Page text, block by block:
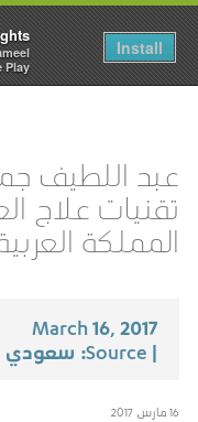
Play
Install
عبد اللطيف
تقنيات علاج
المملكة
March 16, 2017
| Source: سعودي جازيت
16 مارس 2017